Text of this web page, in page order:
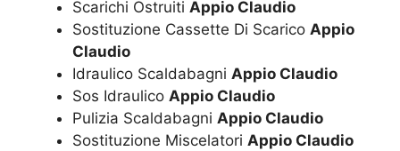
Scarichi Ostruiti Appio Claudio
Sostituzione Cassette Di Scarico Appio
Claudio
Idraulico Scaldabagni Appio Claudio
Sos Idraulico Appio Claudio
Pulizia Scaldabagni Appio Claudio
Sostituzione Miscelatori Appio Claudio